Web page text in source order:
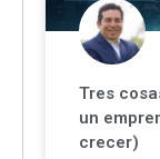
Tres
un
crecer)